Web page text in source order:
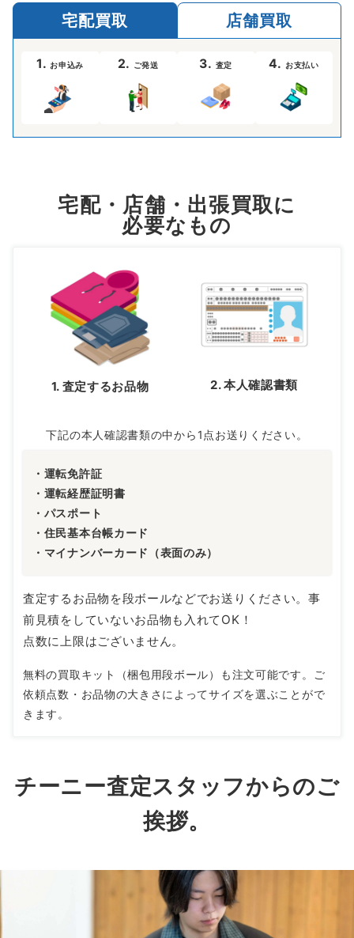
宅配買取 店舗買取
1.お申込み 2. ご発送 3. 査定 4. お支払い
宅配・店舗・出張買取に
必要なもの
1. 査定するお品物 2. 本人確認書類
下記の本人確認書類の中から1点お送りください。
・運転免許証
・運転経歴証明書
・パスポート
・住民基本台帳カード
・マイナンバーカード（表面のみ）
査定するお品物を段ボールなどでお送りください。事
前見積をしていないお品物も入れてOK！
点数に上限はございません。
無料の買取キット（梱包用段ボール）も注文可能です。ご
依頼点数・お品物の大きさによってサイズを選ぶことがで
きます。
チーニー査定スタッフからのご
挨拶。